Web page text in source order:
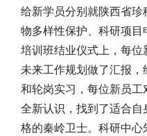
给新学员分别就陕西省
物多样性保护、科研项
培训班结业仪式上，每
未来工作规划做了汇报
和轮岗实习，每位新员
全新认识，找到了适合
格的秦岭卫士。科研中